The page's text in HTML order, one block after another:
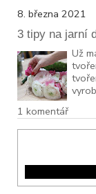
8. března 2021
3 tipy na jarní
Už
1 komentář